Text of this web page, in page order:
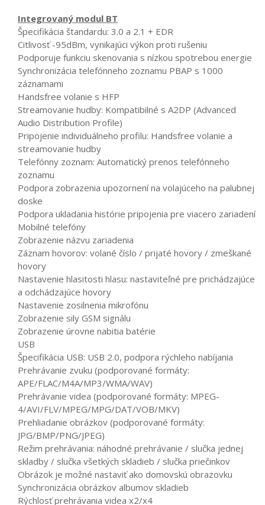
Integrovaný modul BT
Špecifikácia štandardu: 3.0 a 2.1 + EDR
Citlivosť -95dBm, vynikajúci výkon proti rušeniu
Podporuje funkciu skenovania s nízkou spotrebou energie
Synchronizácia telefónneho zoznamu PBAP s 1000
záznamami
Handsfree volanie s HFP
Streamovanie hudby: Kompatibilné s A2DP (Advanced
Audio Distribution Profile)
Pripojenie individuálneho profilu: Handsfree volanie a
streamovanie hudby
Telefónny zoznam: Automatický prenos telefónneho
zoznamu
Podpora zobrazenia upozornení na volajúceho na palubnej
doske
Podpora ukladania histórie pripojenia pre viacero zariadení
Mobilné telefóny
Zobrazenie názvu zariadenia
Záznam hovorov: volané číslo / prijaté hovory / zmeškané
hovory
Nastavenie hlasitosti hlasu: nastaviteľné pre prichádzajúce
a odchádzajúce hovory
Nastavenie zosilnenia mikrofónu
Zobrazenie sily GSM signálu
Zobrazenie úrovne nabitia batérie
USB
Špecifikácia USB: USB 2.0, podpora rýchleho nabíjania
Prehrávanie zvuku (podporované formáty:
APE/FLAC/M4A/MP3/WMA/WAV)
Prehrávanie videa (podporované formáty: MPEG-
4/AVI/FLV/MPEG/MPG/DAT/VOB/MKV)
Prehliadanie obrázkov (podporované formáty:
JPG/BMP/PNG/JPEG)
Režim prehrávania: náhodné prehrávanie / slučka jednej
skladby / slučka všetkých skladieb / slučka priečinkov
Obrázok je možné nastaviť ako domovskú obrazovku
Synchronizácia obrázkov albumov skladieb
Rýchlosť prehrávania videa x2/x4